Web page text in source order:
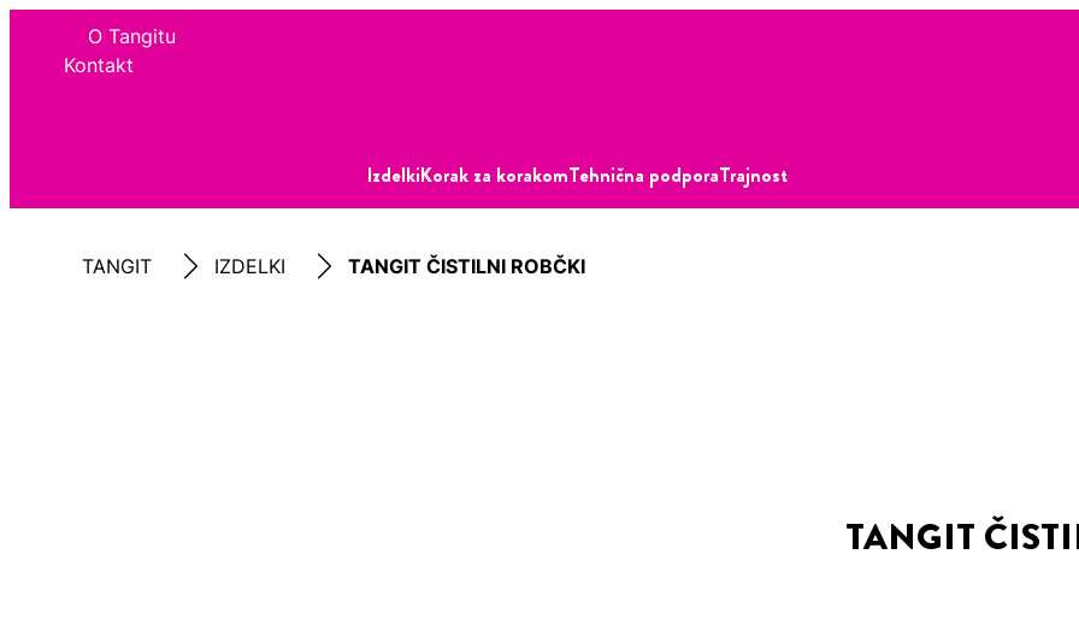
O Tangitu
Kontakt
IzdelkiKorak za korakomTehnična podporaTrajnost
TANGIT IZDELKI TANGIT ČISTILNI ROBČKI
TANGIT